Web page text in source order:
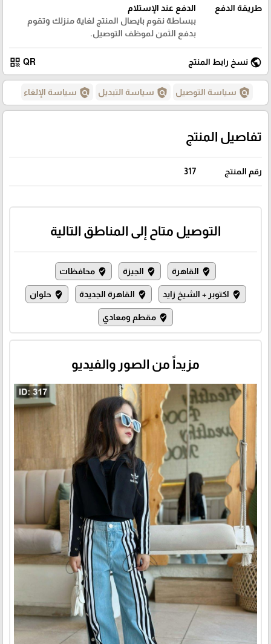
طريقة الدفع
الدفع عند الإستلام
ببساطة نقوم بايصال المنتج لغاية منزلك وتقوم
بدفع الثمن لموظف التوصيل.
public نسخ رابط المنتج QR
qr_code
policy سياسة التوصيل policy سياسة التبديل policy سياسة الإلغاء
تفاصيل المنتج
رقم المنتج 317
التوصيل متاح إلى المناطق التالية
where_to_vote القاهرة where_to_vote الجيزة where_to_vote محافظات
where_to_vote اكتوبر + الشيخ زايد where_to_vote القاهرة الجديدة where_to_vote حلوان
where_to_vote مقطم ومعادي
مزيداً من الصور والفيديو